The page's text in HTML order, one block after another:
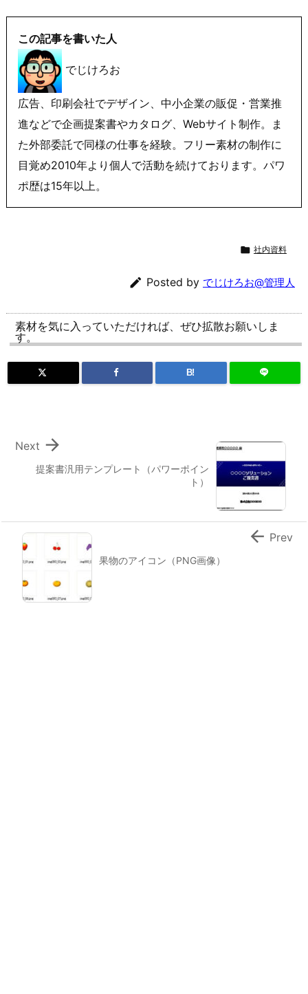
この記事を書いた人
でじけろお
広告、印刷会社でデザイン、中小企業の販促・営業推
進などで企画提案書やカタログ、Webサイト制作。ま
た外部委託で同様の仕事を経験。フリー素材の制作に
目覚め2010年より個人で活動を続けております。パワ
ポ歴は15年以上。
 社内資料
 Posted by でじけろお@管理人
素材を気に入っていただければ、ぜひ拡散お願いしま
す。
B!
提案書汎用テンプレート（パワーポイン
ト）

Next
果物のアイコン（PNG画像）
 Prev